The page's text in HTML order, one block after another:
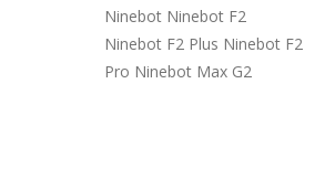
Ninebot Ninebot F2
Ninebot F2 Plus Ninebot F2
Pro Ninebot Max G2